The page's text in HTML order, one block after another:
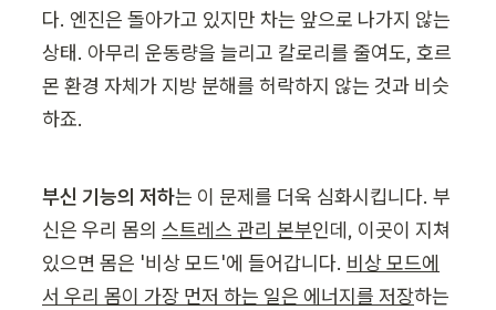
다. 엔진은 돌아가고 있지만 차는 앞으로 나가지 않는
상태. 아무리 운동량을 늘리고 칼로리를 줄여도, 호르
몬 환경 자체가 지방 분해를 허락하지 않는 것과 비슷
하죠.
부신 기능의 저하는 이 문제를 더욱 심화시킵니다. 부
신은 우리 몸의 스트레스 관리 본부인데, 이곳이 지쳐
있으면 몸은 '비상 모드'에 들어갑니다. 비상 모드에
서 우리 몸이 가장 먼저 하는 일은 에너지를 저장하는